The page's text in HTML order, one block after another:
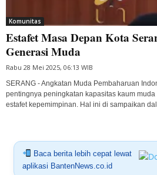
Komunitas
Estafet Masa Depan Kota
Generasi Muda
Rabu 28 Mei 2025, 06:13 WIB
SERANG - Angkatan Muda Pembaharuan
pentingnya peningkatan kapasitas kaum
estafet kepemimpinan. Hal ini di sampaikan
Baca berita lebih cepat lewat
aplikasi BantenNews.co.id